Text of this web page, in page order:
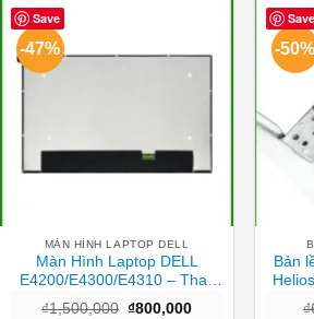
Save
-47%
MÀN HÌNH LAPTOP DELL
Màn Hình Laptop DELL
E4200/E4300/E4310 – Thay
Tại Cửa Hàng Giá Rẻ TPHCM
₫1,500,000 Giá
₫800,000Giá
Save
-50%
Bản
₫